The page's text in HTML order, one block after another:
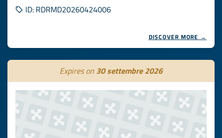
ID: RDRMD20260424006
DISCOVER MORE →
Expires on 30 settembre 2026